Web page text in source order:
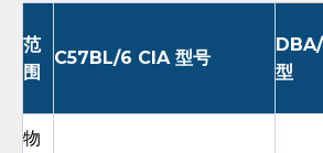
范
围
C57BL/6 CIA 型号
型
物